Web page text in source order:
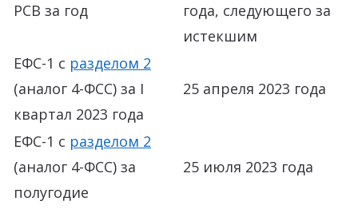
РСВ за год
года, следующего за
истекшим
ЕФС-1 с разделом 2
(аналог 4-ФСС) за I
квартал 2023 года
25 апреля 2023 года
ЕФС-1 с разделом 2
(аналог 4-ФСС) за
полугодие
25 июля 2023 года